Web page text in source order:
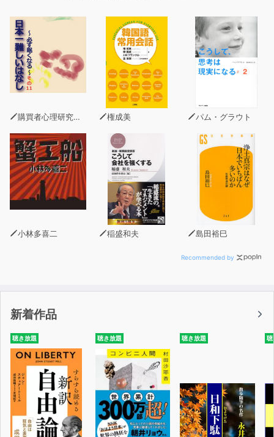
購買者心理研究所 株式会社モデンナ 顧問 青木幹和 権成美 パム・グラウト
小林多喜二 稲盛和夫 島田裕巳
Recommended by
新着作品
聴き放題 聴き放題 聴き放題 聴